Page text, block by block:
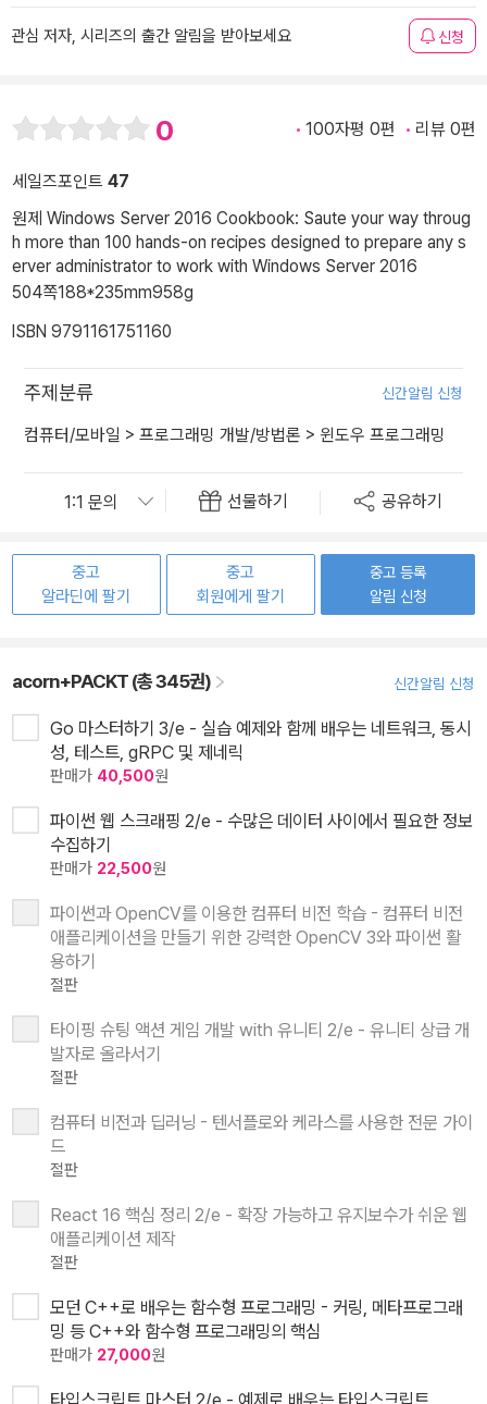
관심 저자, 시리즈의 출간 알림을 받아보세요 신청
0 100자평 0편 리뷰 0편
세일즈포인트 47
원제 Windows Server 2016 Cookbook: Saute your way throug
h more than 100 hands-on recipes designed to prepare any s
erver administrator to work with Windows Server 2016
504쪽188*235mm958g
ISBN 9791161751160
주제분류 신간알림 신청
컴퓨터/모바일 > 프로그래밍 개발/방법론 > 윈도우 프로그래밍
선물하기 공유하기
중고
알라딘에 팔기
중고
회원에게 팔기
중고 등록
알림 신청
acorn+PACKT (총 345권) 신간알림 신청
Go 마스터하기 3/e - 실습 예제와 함께 배우는 네트워크, 동시
성, 테스트, gRPC 및 제네릭
판매가 40,500원
파이썬 웹 스크래핑 2/e - 수많은 데이터 사이에서 필요한 정보
수집하기
판매가 22,500원
파이썬과 OpenCV를 이용한 컴퓨터 비전 학습 - 컴퓨터 비전
애플리케이션을 만들기 위한 강력한 OpenCV 3와 파이썬 활
용하기
절판
타이핑 슈팅 액션 게임 개발 with 유니티 2/e - 유니티 상급 개
발자로 올라서기
절판
컴퓨터 비전과 딥러닝 - 텐서플로와 케라스를 사용한 전문 가이
드
절판
React 16 핵심 정리 2/e - 확장 가능하고 유지보수가 쉬운 웹
애플리케이션 제작
절판
모던 C++로 배우는 함수형 프로그래밍 - 커링, 메타프로그래
밍 등 C++와 함수형 프로그래밍의 핵심
판매가 27,000원